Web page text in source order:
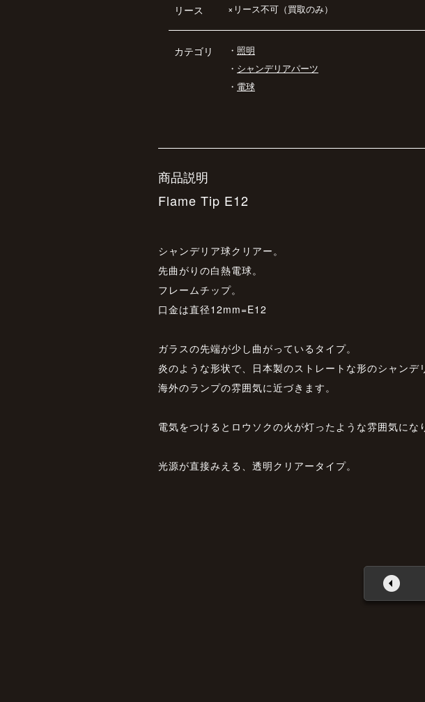
リース ×リース不可（買取のみ）
カテゴリ ・ 照明
・ シャンデリアパーツ
・ 電球
商品説明
Flame Tip E12
シャンデリア球クリアー。
先曲がりの白熱電球。
フレームチップ。
口金は直径12mm=E12
ガラスの先端が少し曲がっているタイプ。
炎のような形状で、日本製のストレートな形のシャンデ
海外のランプの雰囲気に近づきます。
電気をつけるとロウソクの火が灯ったような雰囲気にな
光源が直接みえる、透明クリアータイプ。